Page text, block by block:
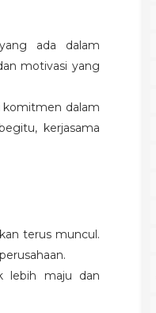
ada dalam
motivasi yang
komitmen dalam
kerjasama
terus muncul.
lebih maju dan